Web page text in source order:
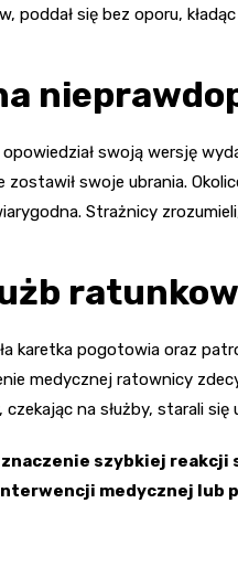
poddał się bez oporu,
swoją wersję
zostawił swoje ubrania.
Strażnicy
karetka pogotowia oraz
medycznej ratownicy
na służby, starali
szybkiej
medycznej lub